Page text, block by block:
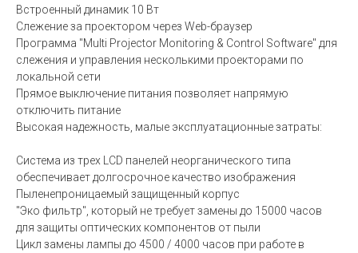
Встроенный динамик 10 Вт
Слежение за проектором через Web-браузер
Программа "Multi Projector Monitoring & Control Software" для
слежения и управления несколькими проекторами по
локальной сети
Прямое выключение питания позволяет напрямую
отключить питание
Высокая надежность, малые эксплуатационные затраты:
Система из трех LCD панелей неорганического типа
обеспечивает долгосрочное качество изображения
Пыленепроницаемый защищенный корпус
"Эко фильтр", который не требует замены до 15000 часов
для защиты оптических компонентов от пыли
Цикл замены лампы до 4500 / 4000 часов при работе в